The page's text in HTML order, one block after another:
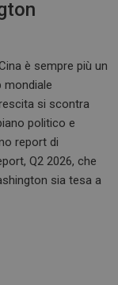
è sempre più un
mondiale
si scontra
politico e
report di
Q2 2026, che
sia tesa a